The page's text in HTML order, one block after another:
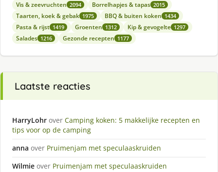
Vis & zeevruchten 2094 Borrelhapjes & tapas 2015
Taarten, koek & gebak 1975 BBQ & buiten koken 1434
Pasta & rijst 1419 Groenten 1312 Kip & gevogelte 1297
Salades 1216 Gezonde recepten 1177
Laatste reacties
HarryLohr over Camping koken: 5 makkelijke recepten en
tips voor op de camping
anna over Pruimenjam met speculaaskruiden
Wilmie over Pruimenjam met speculaaskruiden